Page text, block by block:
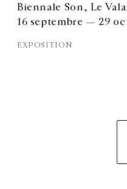
Biennale Son, Le
16 septembre — 29
EXPOSITION
HORAIRES
DU MARDI AU
LE SAMEDI